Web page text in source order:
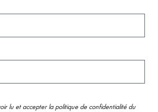
lu et accepter la politique de confidentialité du